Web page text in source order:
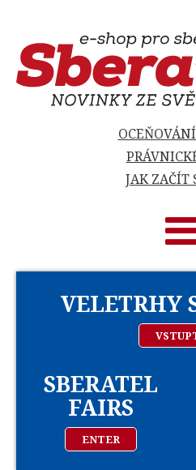
JAK ZAČÍT
VELETRHY
SBERATEL
FAIRS
ENTER